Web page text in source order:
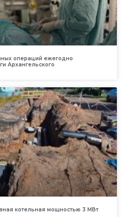
операций ежегодно
Архангельского
котельная мощностью 3 МВт